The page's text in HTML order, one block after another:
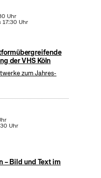
Uhr
17:30 Uhr
der VHS Köln
zum Jahres-
Uhr
– Bild und Text im